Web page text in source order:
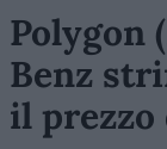
Polygon
Benz
il prezzo